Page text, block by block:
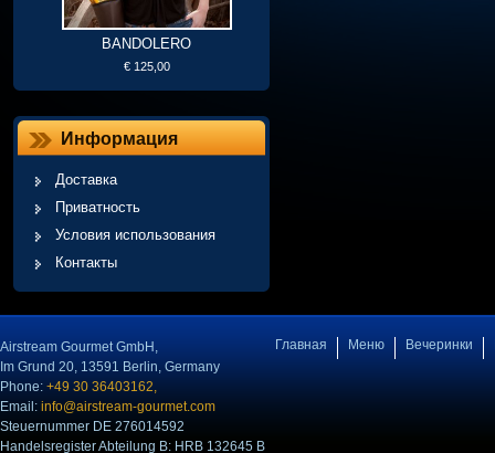
BANDOLERO
€ 125,00
Информация
Доставка
Приватность
Условия использования
Контакты
Airstream Gourmet GmbH,
Im Grund 20, 13591 Berlin, Germany
Phone: +49 30 36403162,
Email: info@airstream-gourmet.com
Steuernummer DE 276014592
Handelsregister Abteilung B: HRB 132645 B
Главная Меню Вечеринки